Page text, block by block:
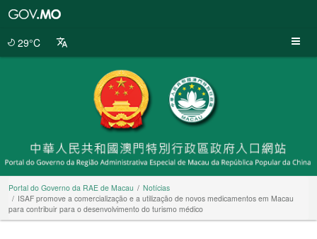
29°C
Portal do Governo da RAE de Macau
Notícias
ISAF promove a comercialização e a utilização de novos medicamentos em Macau
para contribuir para o desenvolvimento do turismo médico